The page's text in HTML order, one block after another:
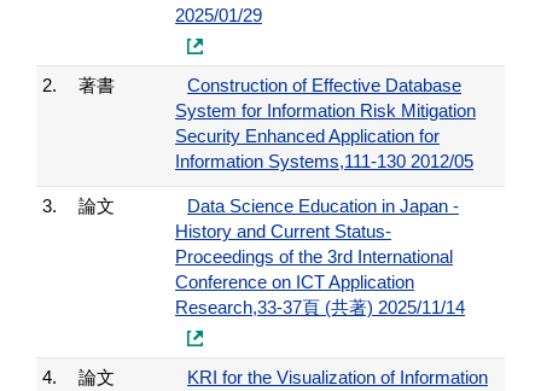
2025/01/29
2. 著書
Construction of Effective Database
System for Information Risk Mitigation
Security Enhanced Application for
Information Systems,111-130 2012/05
3. 論文
Data Science Education in Japan -
History and Current Status-
Proceedings of the 3rd International
Conference on ICT Application
Research,33-37頁 (共著) 2025/11/14
4. 論文
KRI for the Visualization of Information